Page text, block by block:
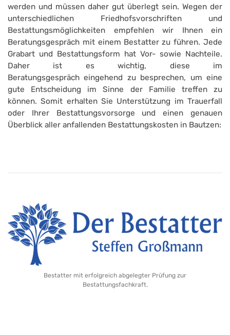
werden und müssen daher gut überlegt sein. Wegen der
unterschiedlichen Friedhofsvorschriften und
Bestattungsmöglichkeiten empfehlen wir Ihnen ein
Beratungsgespräch mit einem Bestatter zu führen. Jede
Grabart und Bestattungsform hat Vor- sowie Nachteile.
Daher ist es wichtig, diese im
Beratungsgespräch eingehend zu besprechen, um eine
gute Entscheidung im Sinne der Familie treffen zu
können. Somit erhalten Sie Unterstützung im Trauerfall
oder Ihrer Bestattungsvorsorge und einen genauen
Überblick aller anfallenden Bestattungskosten in Bautzen:
Bestatter mit erfolgreich abgelegter Prüfung zur
Bestattungsfachkraft.